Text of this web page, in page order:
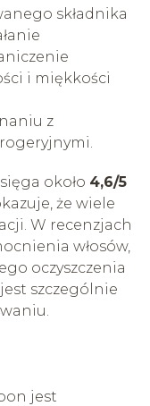
składnika
i miękkości
z
około 4,6/5
że wiele
W recenzjach
włosów,
oczyszczenia
szczególnie
jest